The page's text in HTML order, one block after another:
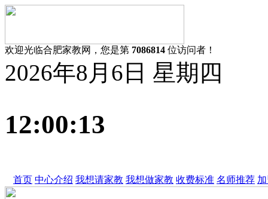
欢迎光临合肥家教网，您是第 7086814 位访问者！
2026年8月6日 星期四
12:00:14
首页 中心介绍 我想请家教 我想做家教 收费标准 名师推荐